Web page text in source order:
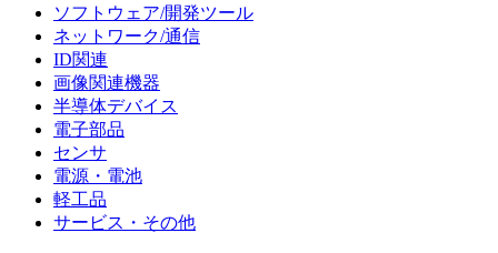
ソフトウェア/開発ツール
ネットワーク/通信
ID関連
画像関連機器
半導体デバイス
電子部品
センサ
電源・電池
軽工品
サービス・その他